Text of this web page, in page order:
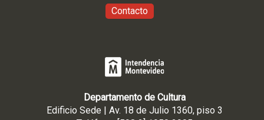
Contacto
Departamento de Cultura
Edificio Sede | Av. 18 de Julio 1360, piso 3